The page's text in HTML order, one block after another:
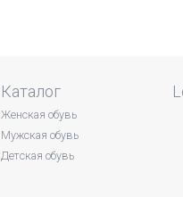
Каталог
Женская обувь
Мужская обувь
Детская обувь